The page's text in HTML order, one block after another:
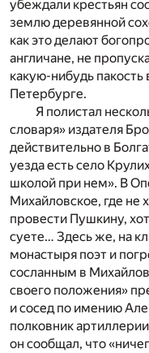
убеждали крестьян
землю деревянной
как это делают
англичане, не
какую-нибудь
Петербурге.
Я полистал
словаря» издателя
действительно в
уезда есть село
школой при нем». В
Михайловское, где не
провести Пушкину,
суете… Здесь же, на
монастыря поэт и
сосланным в
своего положения»
и сосед по имению
полковник
он сообщал, что